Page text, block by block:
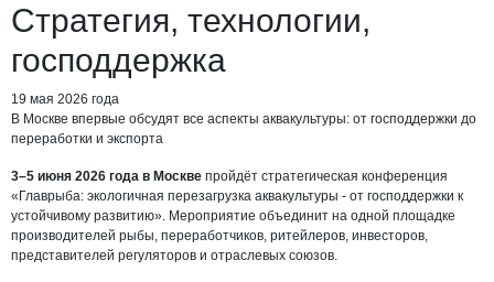
Стратегия, технологии,
господдержка
19 мая 2026 года
В Москве впервые обсудят все аспекты аквакультуры: от господдержки до
переработки и экспорта
3–5 июня 2026 года в Москве пройдёт стратегическая конференция
«Главрыба: экологичная перезагрузка аквакультуры - от господдержки к
устойчивому развитию». Мероприятие объединит на одной площадке
производителей рыбы, переработчиков, ритейлеров, инвесторов,
представителей регуляторов и отраслевых союзов.